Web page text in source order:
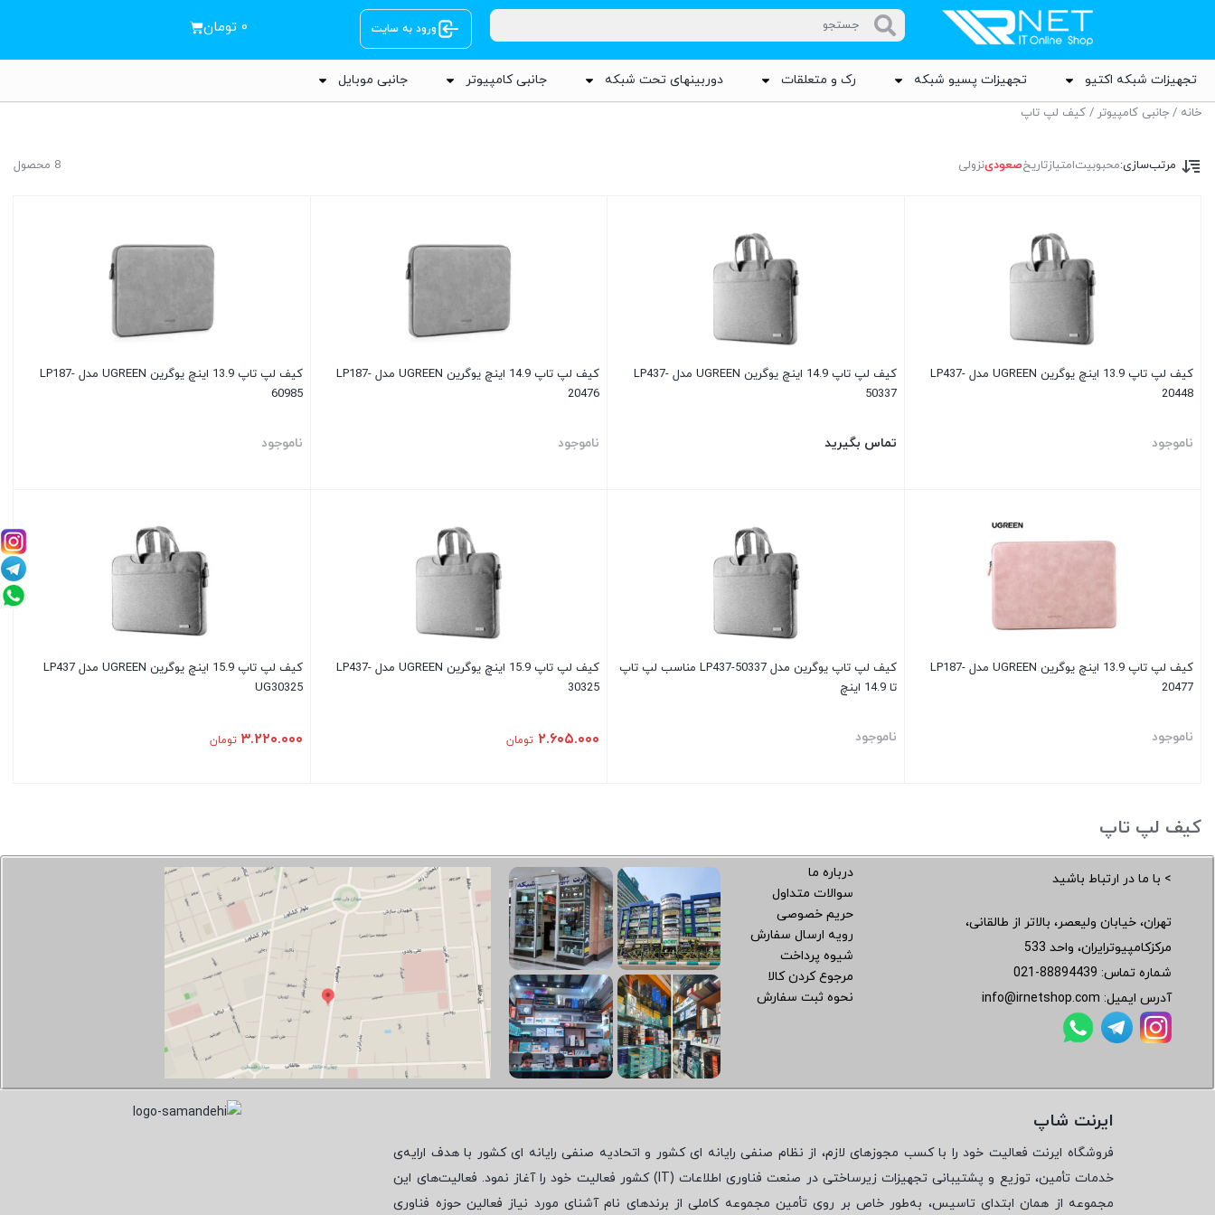
ورود به سایت ۰ تومان
تجهیزات شبکه اکتیو تجهیزات پسیو شبکه رک و متعلقات دوربینهای تحت شبکه جانبی کامپیوتر جانبی موبایل
خانه / جانبی کامپیوتر / کیف لپ تاپ
8 محصول مرتب‌سازی:محبوبیتامتیازتاریخصعودینزولی
کیف لپ تاپ 13.9 اینچ یوگرین UGREEN مدل LP437-
20448
ناموجود
کیف لپ تاپ 14.9 اینچ یوگرین UGREEN مدل LP437-
50337
تماس بگیرید
کیف لپ تاپ 14.9 اینچ یوگرین UGREEN مدل LP187-
20476
ناموجود
کیف لپ تاپ 13.9 اینچ یوگرین UGREEN مدل LP187-
60985
ناموجود
کیف لپ تاپ 13.9 اینچ یوگرین UGREEN مدل LP187-
20477
ناموجود
کیف لپ تاپ یوگرین مدل 50337-LP437 مناسب لپ تاپ
تا 14.9 اینچ
ناموجود
کیف لپ تاپ 15.9 اینچ یوگرین UGREEN مدل LP437-
30325
۲.۶۰۵.۰۰۰ تومان
کیف لپ تاپ 15.9 اینچ یوگرین UGREEN مدل LP437
UG30325
۳.۲۲۰.۰۰۰ تومان
کیف لپ تاپ
> با ما در ارتباط باشید
تهران، خیابان ولیعصر، بالاتر از طالقانی،
مرکزکامپیوترایران، واحد 533
شماره تماس: 021-88894439
آدرس ایمیل: info@irnetshop.com
درباره ما
سوالات متداول
حریم خصوصی
رویه ارسال سفارش
شیوه پرداخت
مرجوع کردن کالا
نحوه ثبت سفارش
ایرنت شاپ
فروشگاه ایرنت فعالیت خود را با کسب مجوزهای لازم، از نظام صنفی رایانه ای کشور و اتحادیه صنفی رایانه ای کشور با هدف ارایه‌ی
خدمات تأمین، توزیع و پشتیبانی تجهیزات زیرساختی در صنعت فناوری اطلاعات (IT) کشور فعالیت خود را آغاز نمود. فعالیت‌های این
مجموعه از همان ابتدای تاسیس، به‌طور خاص بر روی تأمین مجموعه کاملی از برندهای نام آشنای مورد نیاز فعالین حوزه فناوری